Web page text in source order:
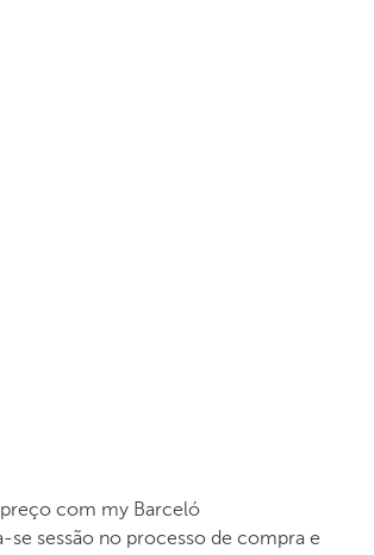
com my Barceló
se sessão no processo de compra e